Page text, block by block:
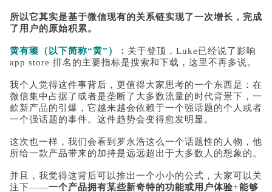
所以它其实是基于微信现有的关系链实现了一次增长，完成
了用户的原始积累。
黄有璨（以下简称“黄”）： 关于登顶，Luke已经说了影响
app store 排名的主要指标是搜索和下载，这里不再多说。
我个人觉得这件事背后，更值得大家思考的一个东西是：在
微信集中占据了或者是垄断了大多数流量的时代背景下，一
款新产品的引爆，它越来越会依赖于一个强话题的个人或者
一个强话题的事件。这件趋势会变得愈发明显。
这次也一样，我们会看到罗永浩这么一个话题性的人物，他
所给一款产品带来的加持是远远超出于大多数人的想象的。
并且，我觉得这背后可以推出一个小小的公式，大家可以关
注下——一个产品拥有某些新奇特的功能或用户体验+能够